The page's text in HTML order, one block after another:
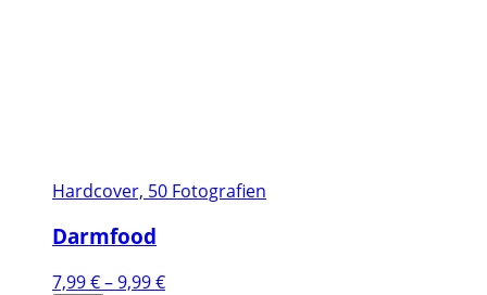
Hardcover, 50 Fotografien
Darmfood
7,99€–9,99€Preisspanne: